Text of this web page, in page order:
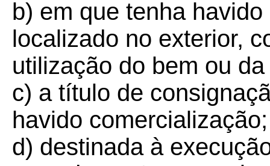
b) em que tenha
localizado no exterior,
utilização do bem ou
c) a título de
havido comercialização;
d) destinada à